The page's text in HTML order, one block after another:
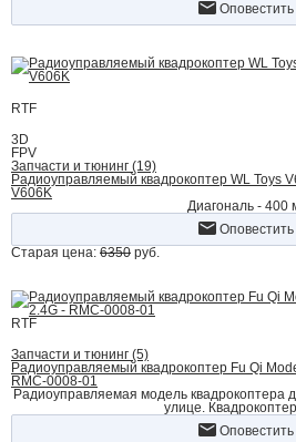
Оповестить
RTF
3D
FPV
Запчасти и тюнинг (19)
Радиоуправляемый квадрокоптер WL Toys
V606K
Диагональ - 400
Оповестить
Старая цена: 6350 руб.
RTF
Запчасти и тюнинг (5)
Радиоуправляемый квадрокоптер Fu Qi
RMC-0008-01
Радиоуправляемая модель квадрокоптера
улице.
Оповестить